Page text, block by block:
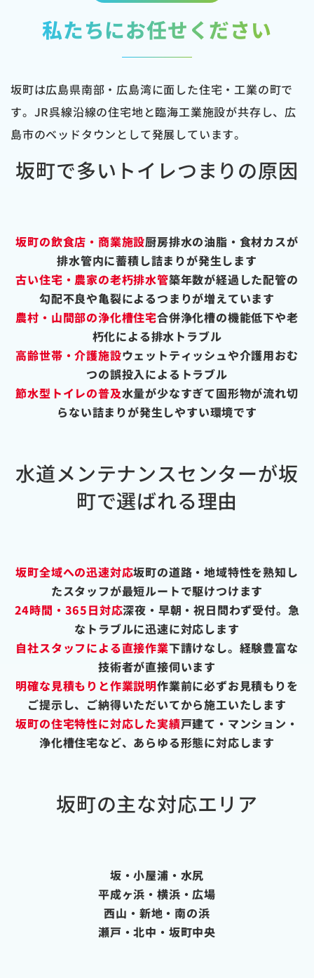
私たちにお任せください
坂町は広島県南部・広島湾に面した住宅・工業の町で
す。JR呉線沿線の住宅地と臨海工業施設が共存し、広
島市のベッドタウンとして発展しています。
坂町で多いトイレつまりの原因
坂町の飲食店・商業施設厨房排水の油脂・食材カスが
排水管内に蓄積し詰まりが発生します
古い住宅・農家の老朽排水管築年数が経過した配管の
勾配不良や亀裂によるつまりが増えています
農村・山間部の浄化槽住宅合併浄化槽の機能低下や老
朽化による排水トラブル
高齢世帯・介護施設ウェットティッシュや介護用おむ
つの誤投入によるトラブル
節水型トイレの普及水量が少なすぎて固形物が流れ切
らない詰まりが発生しやすい環境です
水道メンテナンスセンターが坂
町で選ばれる理由
坂町全域への迅速対応坂町の道路・地域特性を熟知し
たスタッフが最短ルートで駆けつけます
24時間・365日対応深夜・早朝・祝日問わず受付。急
なトラブルに迅速に対応します
自社スタッフによる直接作業下請けなし。経験豊富な
技術者が直接伺います
明確な見積もりと作業説明作業前に必ずお見積もりを
ご提示し、ご納得いただいてから施工いたします
坂町の住宅特性に対応した実績戸建て・マンション・
浄化槽住宅など、あらゆる形態に対応します
坂町の主な対応エリア
坂・小屋浦・水尻
平成ヶ浜・横浜・広場
西山・新地・南の浜
瀬戸・北中・坂町中央